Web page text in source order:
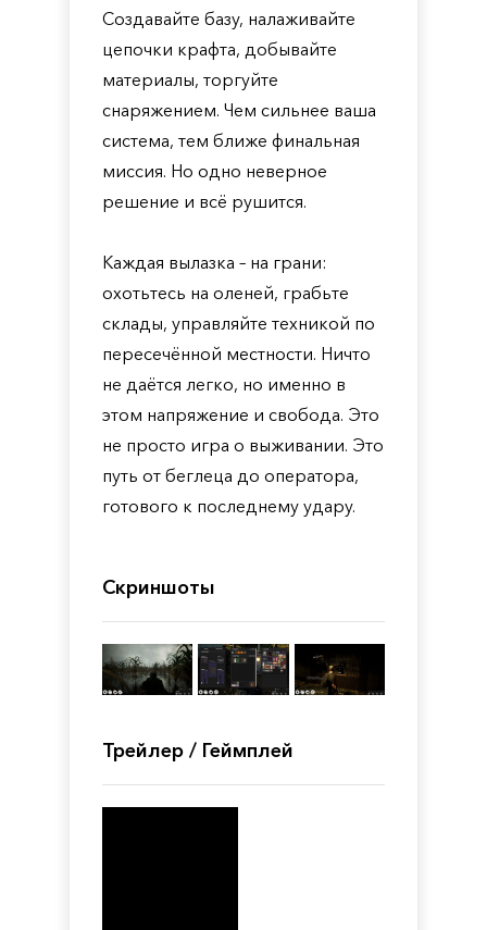
Создавайте базу, налаживайте
цепочки крафта, добывайте
материалы, торгуйте
снаряжением. Чем сильнее ваша
система, тем ближе финальная
миссия. Но одно неверное
решение и всё рушится.
Каждая вылазка – на грани:
охотьтесь на оленей, грабьте
склады, управляйте техникой по
пересечённой местности. Ничто
не даётся легко, но именно в
этом напряжение и свобода. Это
не просто игра о выживании. Это
путь от беглеца до оператора,
готового к последнему удару.
Скриншоты
Трейлер / Геймплей